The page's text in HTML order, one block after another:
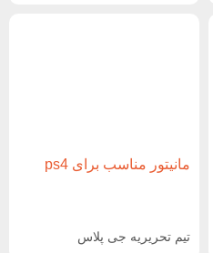
مانیتور مناسب برای ps4
تیم تحریریه جی پلاس